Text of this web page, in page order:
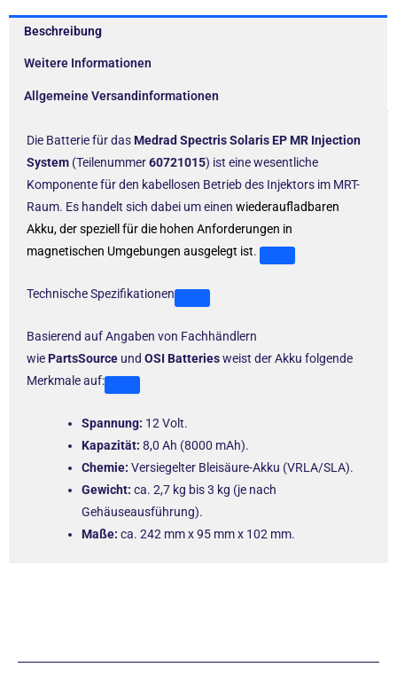
Beschreibung
Weitere Informationen
Allgemeine Versandinformationen
Die Batterie für dasMedrad Spectris Solaris EP MR Injection
System (Teilenummer60721015) ist eine wesentliche
Komponente für den kabellosen Betrieb des Injektors im MRT-
Raum. Es handelt sich dabei um einen wiederaufladbaren
Akku, der speziell für die hohen Anforderungen in
magnetischen Umgebungen ausgelegt ist.
Technische Spezifikationen
Basierend auf Angaben von Fachhändlern
wiePartsSource und OSI Batteriesweist der Akku folgende
Merkmale auf:
Spannung: 12 Volt.
Kapazität: 8,0 Ah (8000 mAh).
Chemie: Versiegelter Bleisäure-Akku (VRLA/SLA).
Gewicht: ca. 2,7 kg bis 3 kg (je nach
Gehäuseausführung).
Maße: ca. 242 mm x 95 mm x 102 mm.